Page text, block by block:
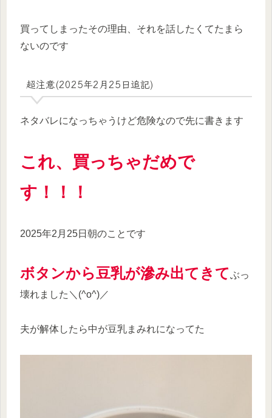
買ってしまったその理由、それを話したくてたまら
ないのです
超注意(2025年2月25日追記)
ネタバレになっちゃうけど危険なので先に書きます
これ、買っちゃだめで
す！！！
2025年2月25日朝のことです
ボタンから豆乳が滲み出てきてぶっ
壊れました＼(^o^)／
夫が解体したら中が豆乳まみれになってた